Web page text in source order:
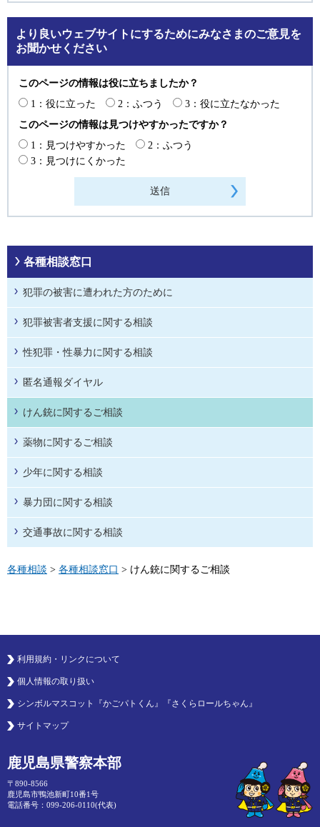
より良いウェブサイトにするためにみなさまのご意見を
お聞かせください
このページの情報は役に立ちましたか？
1：役に立った
2：ふつう
3：役に立たなかった
このページの情報は見つけやすかったですか？
1：見つけやすかった
2：ふつう
3：見つけにくかった
各種相談窓口
犯罪の被害に遭われた方のために
犯罪被害者支援に関する相談
性犯罪・性暴力に関する相談
匿名通報ダイヤル
けん銃に関するご相談
薬物に関するご相談
少年に関する相談
暴力団に関する相談
交通事故に関する相談
各種相談 > 各種相談窓口 > けん銃に関するご相談
利用規約・リンクについて
個人情報の取り扱い
シンボルマスコット『かごパトくん』『さくらロールちゃん』
サイトマップ
鹿児島県警察本部
〒890-8566
鹿児島市鴨池新町10番1号
電話番号：099-206-0110(代表)